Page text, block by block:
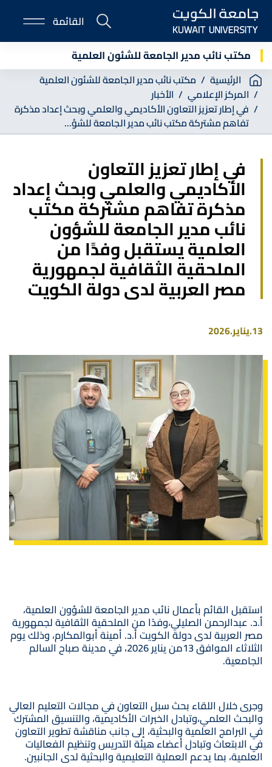
Skip
main
content
E-
Portal
القائمة
مكتب نائب مدير الجامعة للشئون العلمية
Breadcrumb
الرئيسية
مكتب نائب مدير الجامعة للشئون العلمية
المركز الإعلامي
الأخبار
في إطار تعزيز التعاون الأكاديمي والعلمي وبحث إعداد مذكرة
تفاهم مشتركة مكتب نائب مدير الجامعة للشؤ...
في إطار تعزيز التعاون
الأكاديمي والعلمي وبحث إعداد
مذكرة تفاهم مشتركة مكتب
نائب مدير الجامعة للشؤون
العلمية يستقبل وفدًا من
الملحقية الثقافية لجمهورية
مصر العربية لدى دولة الكويت
13.يناير.2026
صورة
استقبل القائم بأعمال نائب مدير الجامعة للشؤون العلمية،
أ.د. عبدالرحمن الصليلي،وفدًا من الملحقية الثقافية لجمهورية
مصر العربية لدى دولة الكويت أ.د. أمينة أبوالمكارم، وذلك يوم
الثلاثاء الموافق 13من يناير 2026، في مدينة صباح السالم
الجامعية.
وجرى خلال اللقاء بحث سبل التعاون في مجالات التعليم العالي
والبحث العلمي،وتبادل الخبرات الأكاديمية، والتنسيق المشترك
في البرامج العلمية والبحثية، إلى جانب مناقشة تطوير التعاون
في الابتعاث وتبادل أعضاء هيئة التدريس وتنظيم الفعاليات
العلمية، بما يدعم العملية التعليمية والبحثية لدى الجانبين.